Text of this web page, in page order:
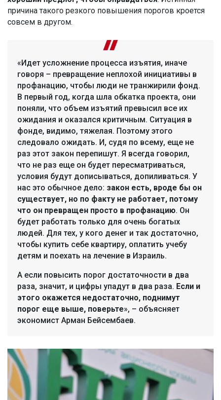
причина такого резкого повышения порогов кроется
совсем в другом.
«Идет усложнение процесса изъятия, иначе
говоря – превращение неплохой инициативы в
профанацию, чтобы люди не транжирили фонд.
В первый год, когда шла обкатка проекта, они
поняли, что объем изъятий превысил все их
ожидания и оказался критичным. Ситуация в
фонде, видимо, тяжелая. Поэтому этого
следовало ожидать. И, судя по всему, еще не
раз этот закон перепишут. Я всегда говорил,
что не раз еще он будет пересматриваться,
условия будут дописываться, допиливаться. У
нас это обычное дело: закон есть, вроде бы он
существует, но по факту не работает, потому
что он превращен просто в профанацию. Он
будет работать только для очень богатых
людей. Для тех, у кого денег и так достаточно,
чтобы купить себе квартиру, оплатить учебу
детям и поехать на лечение в Израиль.
А если повысить порог достаточности в два
раза, значит, и цифры упадут в два раза. Если и
этого окажется недостаточно, поднимут
порог еще выше, поверьте», – объясняет
экономист Арман Бейсембаев.